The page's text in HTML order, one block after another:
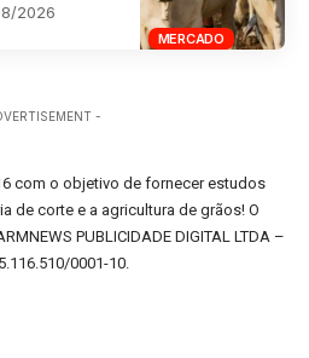
MERCADO
2026
-
com o objetivo de fornecer estudos
de corte e a agricultura de grãos! O
PUBLICIDADE DIGITAL LTDA –
0001-10.